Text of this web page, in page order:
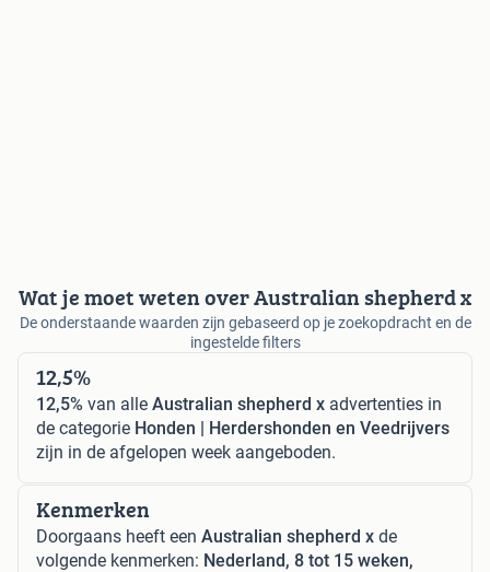
Wat je moet weten over Australian shepherd x
De onderstaande waarden zijn gebaseerd op je zoekopdracht en de
ingestelde filters
12,5%
12,5% van alle Australian shepherd x advertenties in
de categorie Honden | Herdershonden en Veedrijvers
zijn in de afgelopen week aangeboden.
Kenmerken
Doorgaans heeft een Australian shepherd x de
volgende kenmerken: Nederland, 8 tot 15 weken,